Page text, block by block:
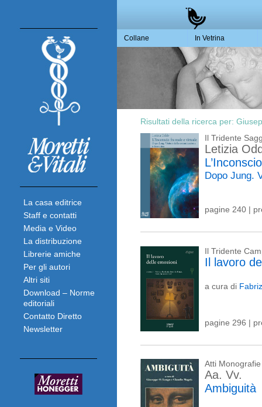
La casa editrice
Staff e contatti
Media e Video
La distribuzione
Librerie amiche
Per gli autori
Altri siti
Download – Norme
editoriali
Contatto Diretto
Newsletter
Collane In Vetrina
Risultati della ricerca per:
Il Tridente
Letizia
Dopo Jung.
pagine 240 |
Il Tridente
Il lavoro
a cura di
pagine 296 |
Atti
Aa. Vv.
Ambiguità